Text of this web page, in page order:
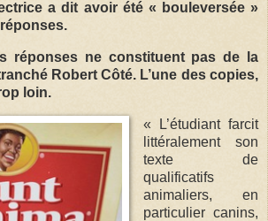
a dit avoir été « bouleversée »
réponses ne constituent pas de la
Robert Côté. L’une des copies,
loin.
« L’étudiant farcit
littéralement son
texte de
qualificatifs
animaliers, en
particulier canins,